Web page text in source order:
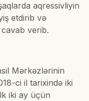
aqressivliyin
etdirib və
verib.
Mərkəzlərinin
ci il tarixində iki
iki ay üçün